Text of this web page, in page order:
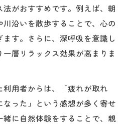
がおすすめです。例えば、朝
沿いを散歩することで、心の
す。さらに、深呼吸を意識し
層リラックス効果が高まりま
用者からは、「疲れが取れ
った」という感想が多く寄せ
緒に自然体験をすることで、親